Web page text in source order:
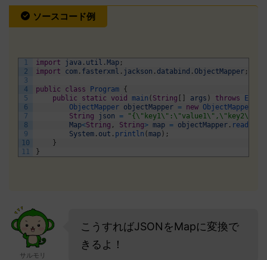
ソースコード例
1
2
3
4
5
6
7
8
9
10
11
import java . util . Map ;
import
com . fasterxml . jackson . databind . ObjectMapper ;
public class Program {
public
static void main ( String [ ] args ) throws
ObjectMapper objectMapper = new ObjectMapper
String
json =
Map<String , String> map = objectMapper .
System . out . println (map) ;
}
}
サルモリ
こうすればJSONをMapに変換で
きるよ！